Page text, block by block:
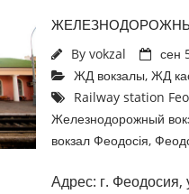
By vokzal
сен
ЖД вокзалы, ЖД
Railway station
Железнодорожный
вокзал Феодосія,
Адрес: г. Феодосия,